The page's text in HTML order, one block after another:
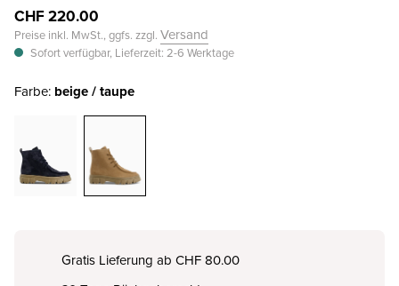
CHF 220.00
Preise inkl. MwSt., ggfs. zzgl. Versand
Sofort verfügbar, Lieferzeit: 2-6 Werktage
Farbe: beige / taupe
Gratis Lieferung ab CHF 80.00